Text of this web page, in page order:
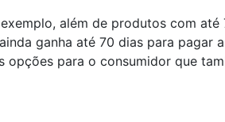
além de produtos com até
ganha até 70 dias para pagar
para o consumidor que